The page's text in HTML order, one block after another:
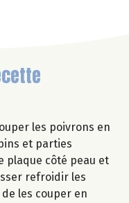
les poivrons en
et parties
plaque côté peau et
refroidir les
les couper en